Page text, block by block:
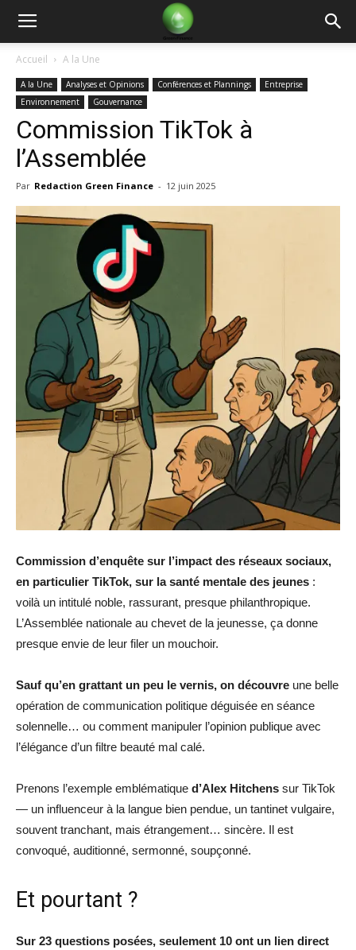
Green
Finance
Accueil A la Une
A la Une Analyses et Opinions Conférences et Plannings
Entreprise
Environnement
Gouvernance
Commission TikTok à
l’Assemblée
Par Redaction Green Finance - 12 juin 2025
Commission d’enquête sur l’impact des réseaux sociaux,
en particulier TikTok, sur la santé mentale des jeunes :
voilà un intitulé noble, rassurant, presque philanthropique.
L’Assemblée nationale au chevet de la jeunesse, ça donne
presque envie de leur filer un mouchoir.
Sauf qu’en grattant un peu le vernis, on découvre une belle
opération de communication politique déguisée en séance
solennelle… ou comment manipuler l’opinion publique avec
l’élégance d’un filtre beauté mal calé.
Prenons l’exemple emblématique d’Alex Hitchens sur TikTok
— un influenceur à la langue bien pendue, un tantinet vulgaire,
souvent tranchant, mais étrangement… sincère. Il est
convoqué, auditionné, sermonné, soupçonné.
Et pourtant ?
Sur 23 questions posées, seulement 10 ont un lien direct